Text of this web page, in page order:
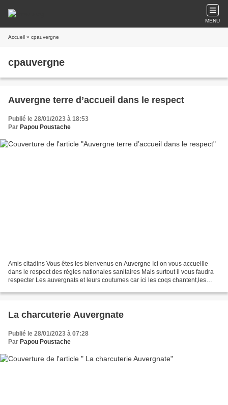
MENU
Accueil » cpauvergne
cpauvergne
Auvergne terre d’accueil dans le respect
Publié le 28/01/2023 à 18:53
Par Papou Poustache
Amis citadins Vous êtes les bienvenus en Auvergne Ici on vous accueille
dans le respect des règles nationales sanitaires Mais surtout il vous faudra
respecter Les auvergnats et leurs coutumes car ici les coqs chantent,les
La charcuterie Auvergnate
Publié le 28/01/2023 à 07:28
Par Papou Poustache